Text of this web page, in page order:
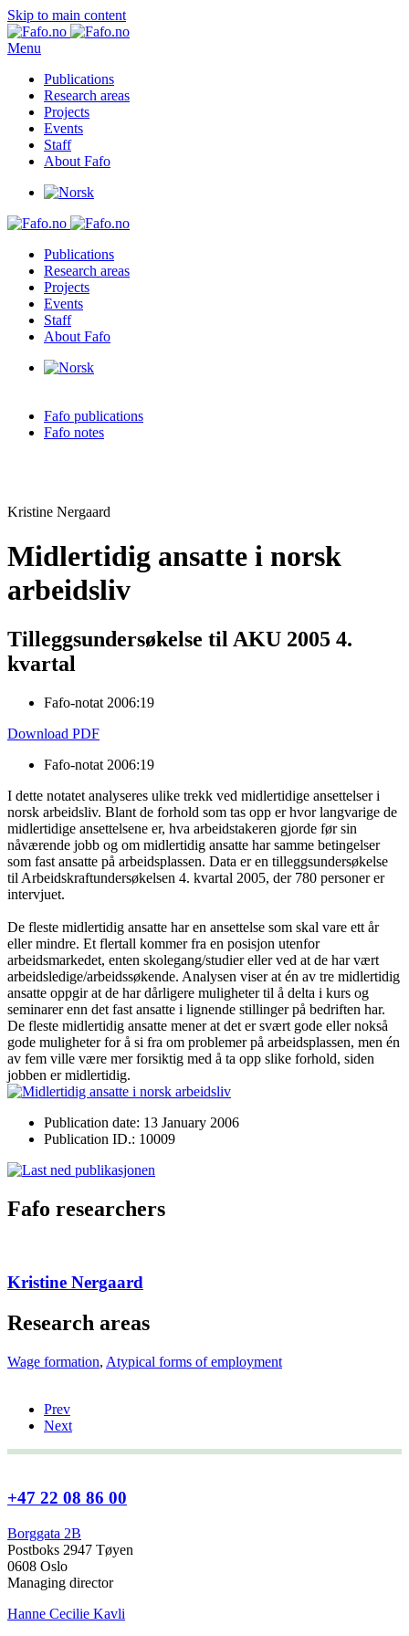
Skip to main content
Menu
Publications
Research areas
Projects
Events
Staff
About Fafo
Publications
Research areas
Projects
Events
Staff
About Fafo
Fafo publications
Fafo notes
Kristine Nergaard
Midlertidig ansatte i norsk
arbeidsliv
Tilleggsundersøkelse til AKU 2005 4.
kvartal
Fafo-notat 2006:19
Download PDF
Fafo-notat 2006:19
I dette notatet analyseres ulike trekk ved midlertidige ansettelser i
norsk arbeidsliv. Blant de forhold som tas opp er hvor langvarige de
midlertidige ansettelsene er, hva arbeidstakeren gjorde før sin
nåværende jobb og om midlertidig ansatte har samme betingelser
som fast ansatte på arbeidsplassen. Data er en tilleggsundersøkelse
til Arbeidskraftundersøkelsen 4. kvartal 2005, der 780 personer er
intervjuet.
De fleste midlertidig ansatte har en ansettelse som skal vare ett år
eller mindre. Et flertall kommer fra en posisjon utenfor
arbeidsmarkedet, enten skolegang/studier eller ved at de har vært
arbeidsledige/arbeidssøkende. Analysen viser at én av tre midlertidig
ansatte oppgir at de har dårligere muligheter til å delta i kurs og
seminarer enn det fast ansatte i lignende stillinger på bedriften har.
De fleste midlertidig ansatte mener at det er svært gode eller nokså
gode muligheter for å si fra om problemer på arbeidsplassen, men én
av fem ville være mer forsiktig med å ta opp slike forhold, siden
jobben er midlertidig.
Publication date: 13 January 2006
Publication ID.: 10009
Fafo researchers
Kristine Nergaard
Research areas
Wage formation, Atypical forms of employment
Prev
Next
+47 22 08 86 00
Borggata 2B
Postboks 2947 Tøyen
0608 Oslo
Managing director
Hanne Cecilie Kavli